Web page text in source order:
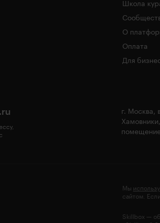
Школа
О
Оплата
Для
г. Москва,
Мы
сайтом.
Skillbox —